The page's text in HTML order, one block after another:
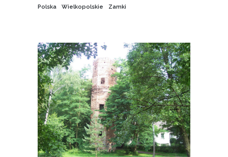
Polska Wielkopolskie Zamki